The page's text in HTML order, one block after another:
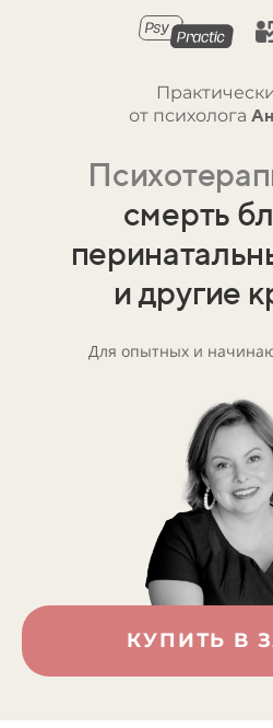
от психолога
смерть
и другие
Для опытных и
КУПИТЬ В